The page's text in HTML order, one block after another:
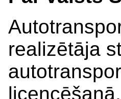
realizētāja